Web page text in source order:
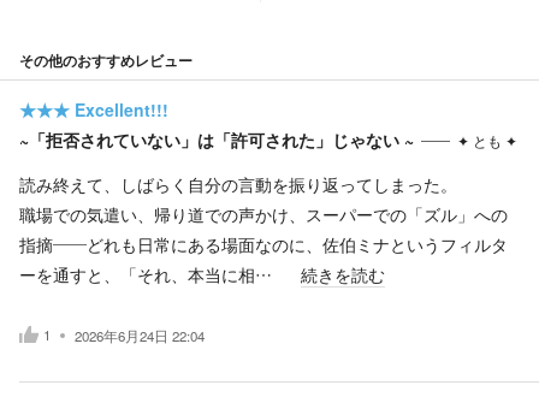
その他のおすすめレビュー
★★★ Excellent!!!
~「拒否されていない」は「許可された」じゃない ~
✦ とも ✦
読み終えて、しばらく自分の言動を振り返ってしまった。
職場での気遣い、帰り道での声かけ、スーパーでの「ズル」への
指摘——どれも日常にある場面なのに、佐伯ミナというフィルタ
ーを通すと、「それ、本当に相…
続きを読む
1 2026年6月24日 22:04